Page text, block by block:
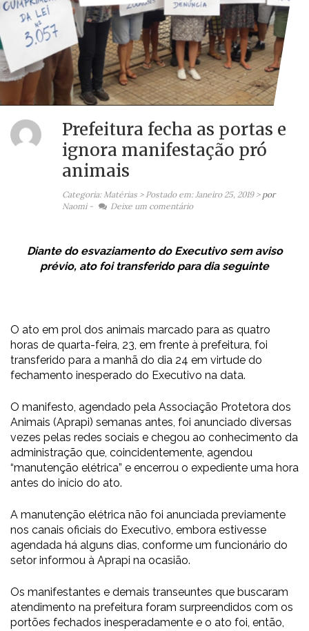
Prefeitura fecha as portas e
ignora manifestação pró
animais
Categoria: Matérias > Postado em: Janeiro 25, 2019> por
Naomi - Deixe um comentário
Diante do esvaziamento do Executivo sem aviso
prévio, ato foi transferido para dia seguinte
O ato em prol dos animais marcado para as quatro
horas de quarta-feira, 23, em frente à prefeitura, foi
transferido para a manhã do dia 24 em virtude do
fechamento inesperado do Executivo na data.
O manifesto, agendado pela Associação Protetora dos
Animais (Aprapi) semanas antes, foi anunciado diversas
vezes pelas redes sociais e chegou ao conhecimento da
administração que, coincidentemente, agendou
“manutenção elétrica” e encerrou o expediente uma hora
antes do início do ato.
A manutenção elétrica não foi anunciada previamente
nos canais oficiais do Executivo, embora estivesse
agendada há alguns dias, conforme um funcionário do
setor informou à Aprapi na ocasião.
Os manifestantes e demais transeuntes que buscaram
atendimento na prefeitura foram surpreendidos com os
portões fechados inesperadamente e o ato foi, então,